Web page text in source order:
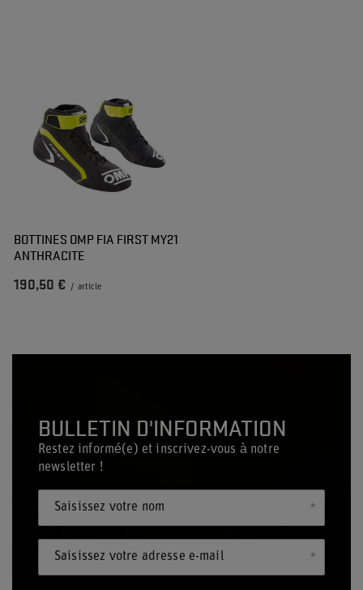
BOTTINES OMP FIA FIRST MY21
ANTHRACITE
190,50 € / article
BULLETIN D'INFORMATION
Restez informé(e) et inscrivez-vous à notre
newsletter !
Saisissez votre nom
Saisissez votre adresse e-mail